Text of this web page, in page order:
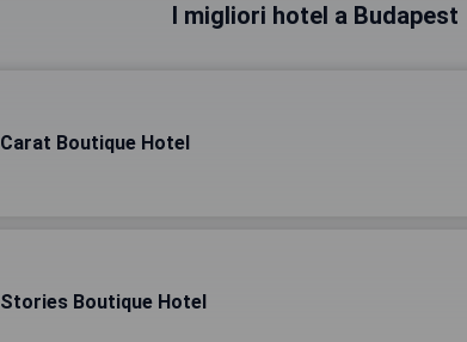
I migliori hotel a Budapest
Carat Boutique Hotel
Stories Boutique Hotel